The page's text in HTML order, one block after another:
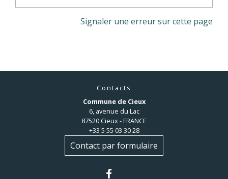
Signaler une erreur sur cette page
Contacts
Commune de Cieux
6, avenue du Lac
87520 Cieux - FRANCE
+33 5 55 03 30 28
Contact par formulaire